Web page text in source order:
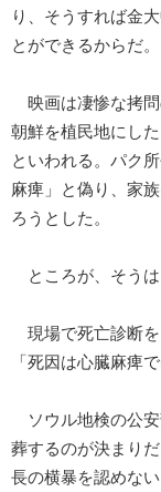
り、そうすれば金
とができるからだ。
映画は凄惨な拷問
朝鮮を植民地にし
といわれる。パク
麻痺」と偽り、家
ろうとした。
ところが、そうは
現場で死亡診断を
「死因は心臓麻痺
ソウル地検の公安
葬するのが決まり
長の横暴を認めない